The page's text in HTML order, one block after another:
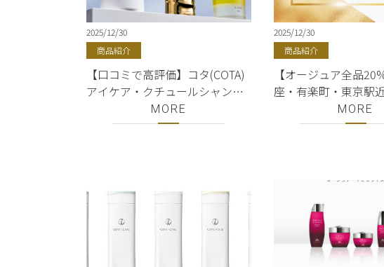
2025/12/30
商品紹介
【口コミで高評価】コタ(COTA)
アイケア・クチュールシャンプ
ー・トリートメント 人気ランキ
ング2025年下半期｜正規販売店
MORE
2025/12/30
商品紹介
【オージュア全品
座・有楽町・東京駅
く!ShellBear銀座店・
ーパーセール開催！
MORE